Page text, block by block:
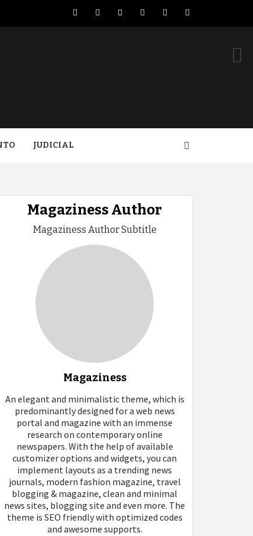
FacebookTwitterLinkedIn
VK YouTubeInstagram
JUDICIAL
Magaziness Author
Magaziness Author Subtitle
Magaziness
An elegant and minimalistic theme, which is
predominantly designed for a web news
portal and magazine with an immense
research on contemporary online
newspapers. With the help of available
customizer options and widgets, you can
implement layouts as a trending news
journals, modern fashion magazine, travel
blogging & magazine, clean and minimal
news sites, blogging site and even more. The
theme is SEO friendly with optimized codes
and awesome supports.